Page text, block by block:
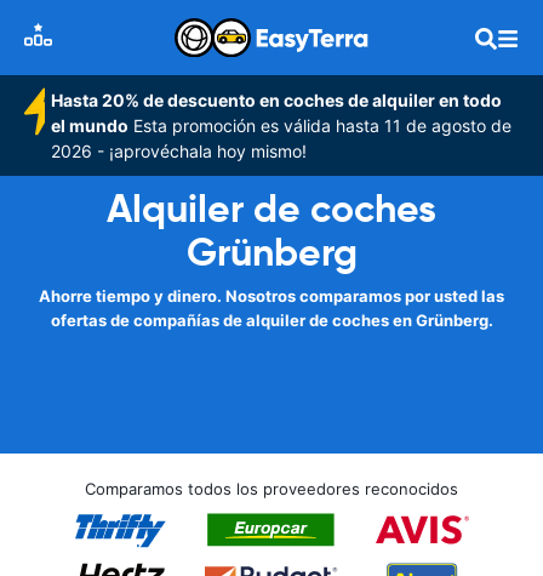
Hasta 20% de descuento en coches de alquiler en todo
el mundo Esta promoción es válida hasta 11 de agosto de
2026 - ¡aprovéchala hoy mismo!
Alquiler de coches
Grünberg
Ahorre tiempo y dinero. Nosotros comparamos por usted las
ofertas de compañías de alquiler de coches en Grünberg.
Comparamos todos los proveedores reconocidos